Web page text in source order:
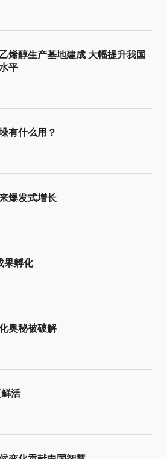
烯醇生产基地建成 大幅提升我国
平
有什么用？
爆发式增长
果孵化
奥秘被破解
活